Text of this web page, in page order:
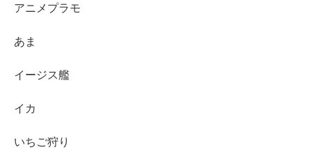
アニメプラモ
あま
イージス艦
イカ
いちご狩り